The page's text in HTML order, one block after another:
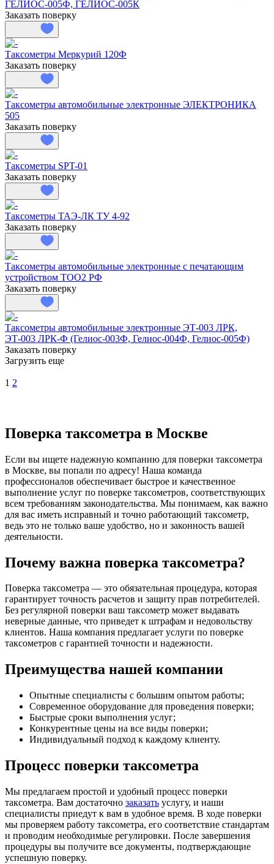
ГЕЛИОС-005Ф, ГЕЛИОС-005К
Заказать поверку
Таксометры Меркурий 120Ф
Заказать поверку
Таксометры автомобильные электронные ЭЛЕКТРОНИКА
505
Заказать поверку
Таксометры SPT-01
Заказать поверку
Таксометры ТАЭ-ЛК ТУ 4-92
Заказать поверку
Таксометры автомобильные электронные с печатающим
устройством ТОО2 РФ
Заказать поверку
Таксометры автомобильные электронные ЭТ-003 ЛРК,
ЭТ-003 ЛРК-Ф (Гелиос-003Ф, Гелиос-004Ф, Гелиос-005Ф)
Заказать поверку
Загрузить еще
1 2
Поверка таксометра в Москве
Если вы ищете надежную компанию для поверки таксометра
в Москве, вы попали по адресу! Наша команда
профессионалов обеспечивает быстрое и качественное
выполнение услуг по поверке таксометров, соответствующих
всем требованиям законодательства. Мы понимаем, как важно
для вас иметь исправный и точно работающий таксометр,
ведь это не только ваше удобство, но и законность вашей
деятельности.
Почему важна поверка таксометра?
Поверка таксометра — это обязательная процедура, которая
гарантирует точность расчетов и защиту прав потребителей.
Без регулярной поверки ваш таксометр может выдавать
неверные данные, что приведет к штрафам и недовольству
клиентов. Наша компания предлагает услуги по поверке
таксометров с гарантией точности и надежности.
Преимущества нашей компании
Опытные специалисты с большим опытом работы;
Современное оборудование для проведения поверки;
Быстрые сроки выполнения услуг;
Конкурентные цены на все виды поверки;
Индивидуальный подход к каждому клиенту.
Процесс поверки таксометра
Мы предлагаем простой и удобный процесс поверки
таксометра. Вам достаточно заказать услугу, и наши
специалисты приедут к вам в удобное время. В ходе поверки
мы проверяем работу таксометра, его соответствие стандартам
и проводим необходимые регулировки. После завершения
процедуры вы получите все документы, подтверждающие
успешную поверку.